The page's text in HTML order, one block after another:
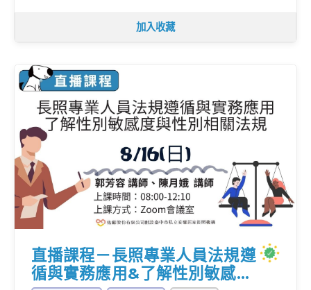
加入收藏
直播課程－長照專業人員法規遵
循與實務應用&了解性別敏感度